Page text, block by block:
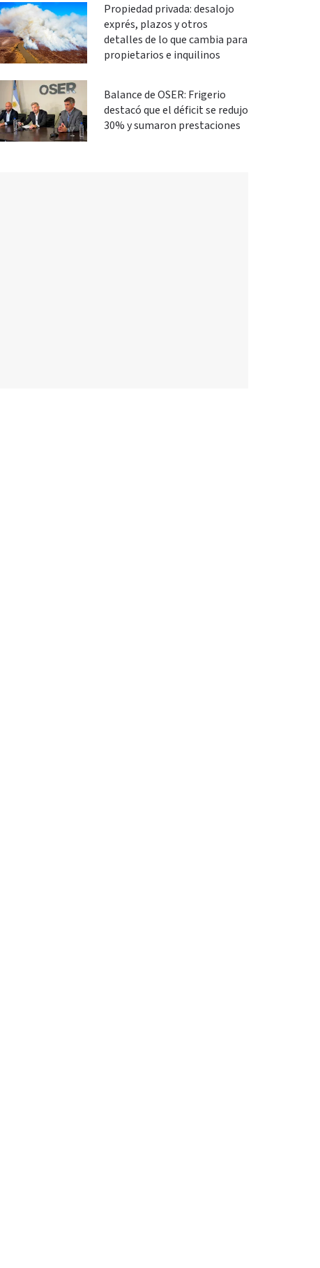
Propiedad privada: desalojo
exprés, plazos y otros
detalles de lo que cambia para
propietarios e inquilinos
Balance de OSER: Frigerio
destacó que el déficit se redujo
30% y sumaron prestaciones